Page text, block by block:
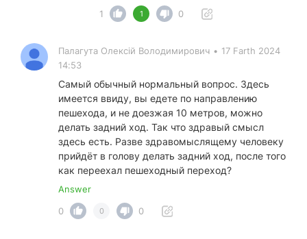
1
1 0
Палагута Олексій Володимирович • 17 Farth 2024
14:53
Самый обычный нормальный вопрос. Здесь
имеется ввиду, вы едете по направлению
пешехода, и не доезжая 10 метров, можно
делать задний ход. Так что здравый смысл
здесь есть. Разве здравомыслящему человеку
прийдёт в голову делать задний ход, после того
как переехал пешеходный переход?
Answer
0
0 0